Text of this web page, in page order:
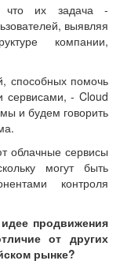
что их задача -
выявляя
компании,
способных помочь
сервисами, - Cloud
и будем говорить
облачные сервисы
могут быть
контроля
продвижения
от других
рынке?